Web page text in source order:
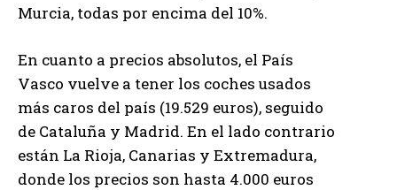
Murcia, todas por encima del 10%.
En cuanto a precios absolutos, el País
Vasco vuelve a tener los coches usados
más caros del país (19.529 euros), seguido
de Cataluña y Madrid. En el lado contrario
están La Rioja, Canarias y Extremadura,
donde los precios son hasta 4.000 euros